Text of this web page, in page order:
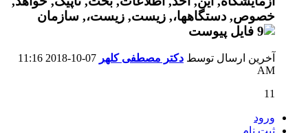
آخرین ارسال توسط دکتر مصطفی کلهر
11:16
AM
11
ورود